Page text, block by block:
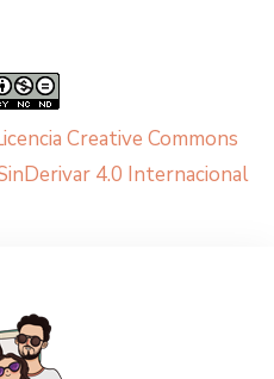
Creative Commons
4.0 Internacional